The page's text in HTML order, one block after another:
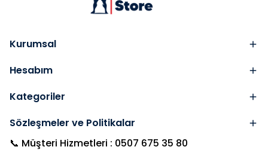
Kurumsal
Hesabım
Kategoriler
Sözleşmeler ve Politikalar
📞 Müşteri Hizmetleri : 0507 675 35 80